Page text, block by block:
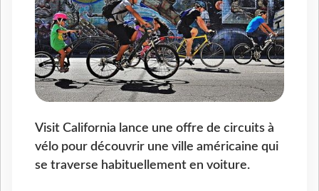
Visit California lance une offre de circuits à
vélo pour découvrir une ville américaine qui
se traverse habituellement en voiture.